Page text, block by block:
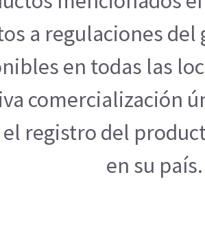
a regulaciones
en todas las
comercialización
registro del
en su país.